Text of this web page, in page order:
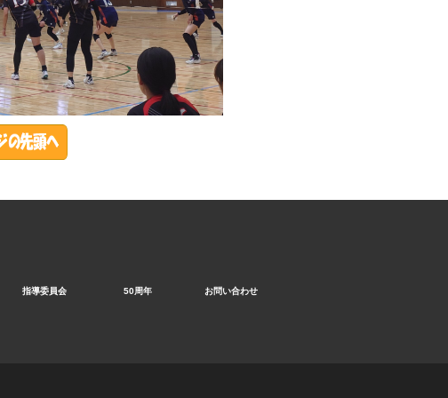
指導委員会 50周年 お問い合わせ